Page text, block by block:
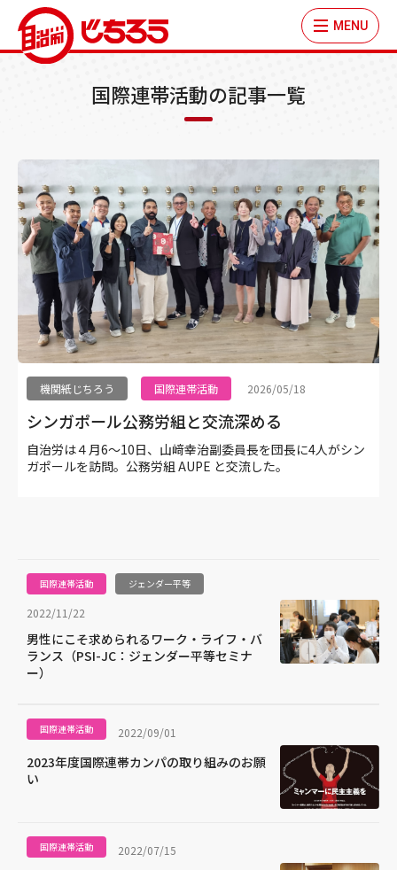
MENU
国際連帯活動の記事一覧
機関紙じちろう 国際連帯活動 2026/05/18
シンガポール公務労組と交流深める
自治労は４月6〜10日、山﨑幸治副委員長を団長に4人がシン
ガポールを訪問。公務労組 AUPE と交流した。
国際連帯活動 ジェンダー平等
2022/11/22
男性にこそ求められるワーク・ライフ・バ
ランス（PSI-JC：ジェンダー平等セミナ
ー）
国際連帯活動 2022/09/01
2023年度国際連帯カンパの取り組みのお願
い
国際連帯活動 2022/07/15